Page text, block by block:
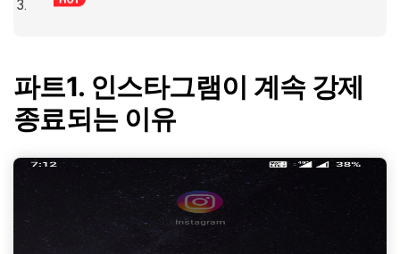
파트1. 인스타그램이 계속 강제
종료되는 이유